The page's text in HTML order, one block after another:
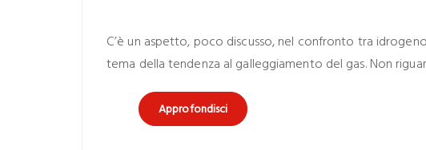
C’è un aspetto, poco discusso, nel confronto tra
tema della tendenza al galleggiamento del gas. Non
Approfondisci